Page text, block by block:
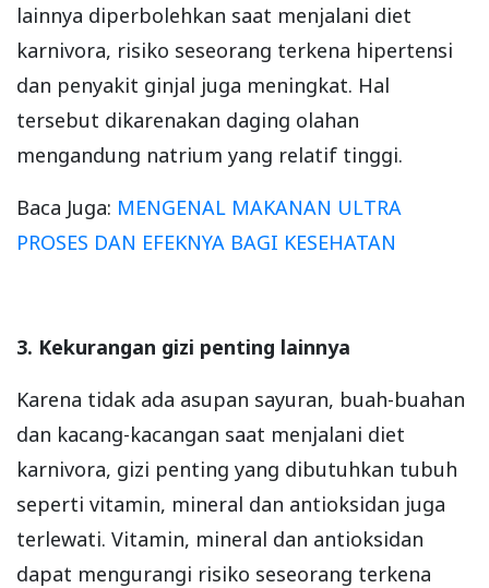
lainnya diperbolehkan saat menjalani diet
karnivora, risiko seseorang terkena hipertensi
dan penyakit ginjal juga meningkat. Hal
tersebut dikarenakan daging olahan
mengandung natrium yang relatif tinggi.
Baca Juga: MENGENAL MAKANAN ULTRA
PROSES DAN EFEKNYA BAGI KESEHATAN
3. Kekurangan gizi penting lainnya
Karena tidak ada asupan sayuran, buah-buahan
dan kacang-kacangan saat menjalani diet
karnivora, gizi penting yang dibutuhkan tubuh
seperti vitamin, mineral dan antioksidan juga
terlewati. Vitamin, mineral dan antioksidan
dapat mengurangi risiko seseorang terkena